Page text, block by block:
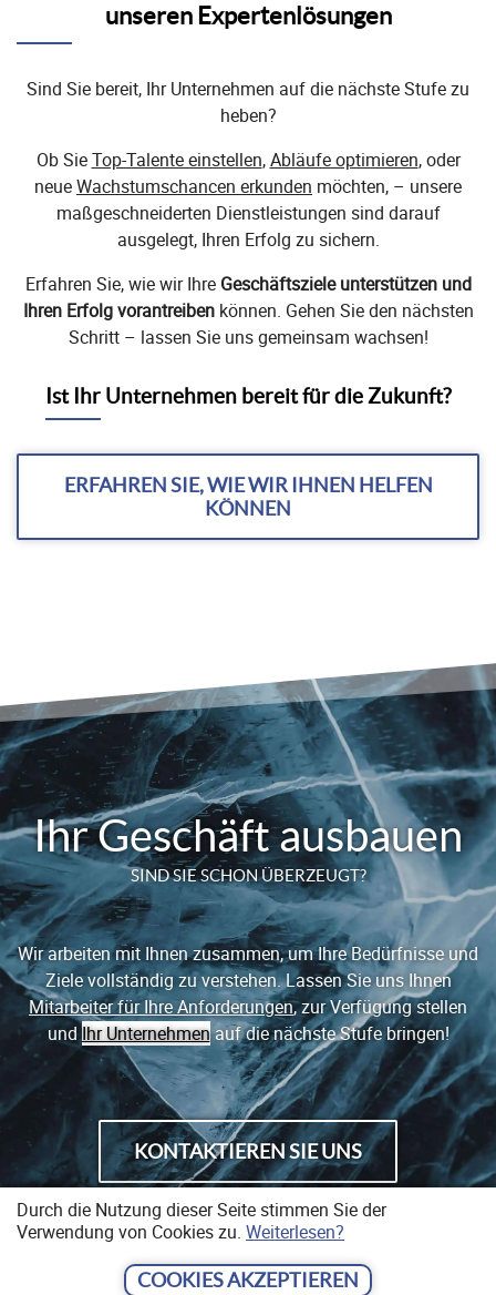
unseren Expertenlösungen
Sind Sie bereit, Ihr Unternehmen auf die nächste Stufe zu
heben?
Ob SieTop-Talente einstellen,Abläufe optimieren, oder
neueWachstumschancen erkunden möchten, – unsere
maßgeschneiderten Dienstleistungen sind darauf
ausgelegt, Ihren Erfolg zu sichern.
Erfahren Sie, wie wir Ihre Geschäftsziele unterstützen und
Ihren Erfolg vorantreibenkönnen. Gehen Sie den nächsten
Schritt – lassen Sie uns gemeinsam wachsen!
Ist Ihr Unternehmen bereit für die Zukunft?
ERFAHREN SIE, WIE WIR IHNEN HELFEN
KÖNNEN
Ihr Geschäft ausbauen
SIND SIE SCHON ÜBERZEUGT?
Wir arbeiten mit Ihnen zusammen, um Ihre Bedürfnisse und
Ziele vollständig zu verstehen. Lassen Sie uns Ihnen
Mitarbeiter für Ihre Anforderungen, zur Verfügung stellen
undIhr Unternehmenauf die nächste Stufe bringen!
KONTAKTIEREN SIE UNS
POWER
Durch die Nutzung dieser Seite stimmen Sie der
Verwendung von Cookies zu. Weiterlesen?
COOKIES AKZEPTIEREN